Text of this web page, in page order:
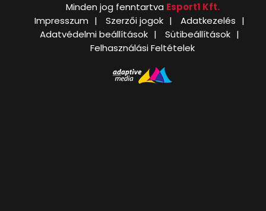
Minden jog fenntartva Esport1 Kft.
Impresszum
Szerzői jogok
Adatkezelés
Adatvédelmi beállítások
Sütibeállítások
Felhasználási Feltételek